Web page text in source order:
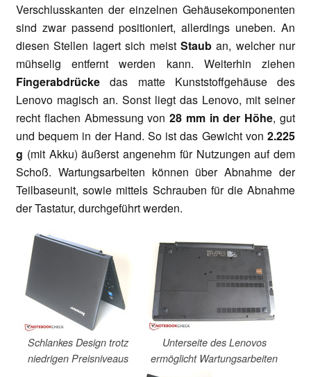
Verschlusskanten der einzelnen Gehäusekomponenten
sind zwar passend positioniert, allerdings uneben. An
diesen Stellen lagert sich meist Stauban, welcher nur
mühselig entfernt werden kann. Weiterhin ziehen
Fingerabdrücke das matte Kunststoffgehäuse des
Lenovo magisch an. Sonst liegt das Lenovo, mit seiner
recht flachen Abmessung von28 mm in der Höhe, gut
und bequem in der Hand. So ist das Gewicht von 2.225
g (mit Akku) äußerst angenehm für Nutzungen auf dem
Schoß. Wartungsarbeiten können über Abnahme der
Teilbaseunit, sowie mittels Schrauben für die Abnahme
der Tastatur, durchgeführt werden.
Schlankes Design trotz
niedrigen Preisniveaus
Unterseite des Lenovos
ermöglicht Wartungsarbeiten